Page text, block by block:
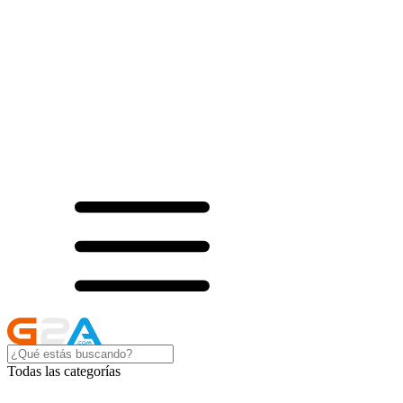
Todas las categorías